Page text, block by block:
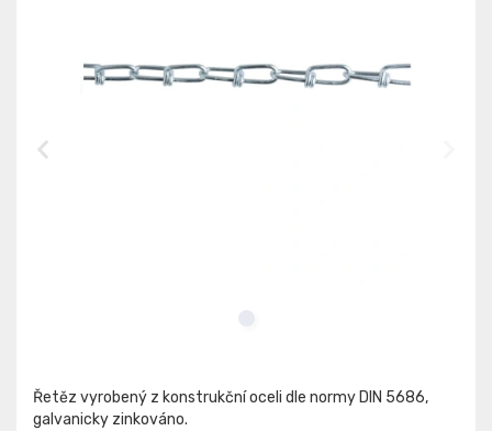
Řetěz vyrobený z konstrukční oceli dle normy DIN 5686,
galvanicky zinkováno.